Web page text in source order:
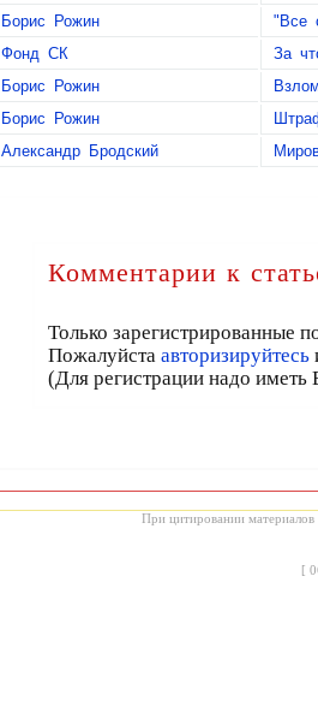
Борис Рожин "Все
Фонд СК За
Борис Рожин
Борис Рожин
Александр Бродский
Комментарии к
Только зарегистрированные
Пожалуйста авторизируйтесь
(Для регистрации надо
При цитировании материалов
[